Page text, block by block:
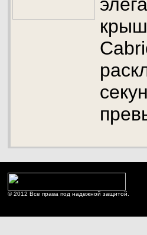
© 2012 Все права под надежной защитой.